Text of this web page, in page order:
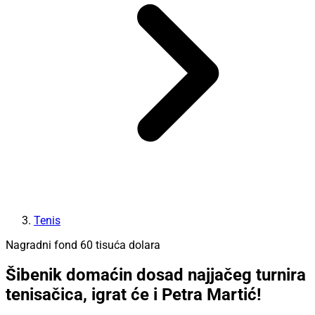
Tenis
Nagradni fond 60 tisuća dolara
Šibenik domaćin dosad najjačeg turnira
tenisačica, igrat će i Petra Martić!